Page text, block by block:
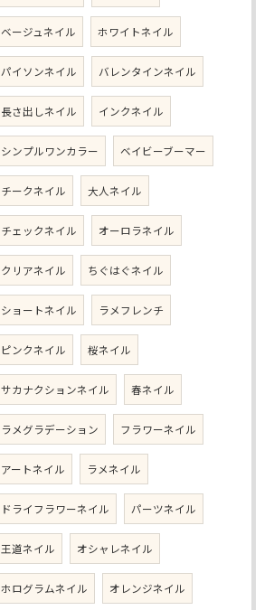
ベージュネイル ホワイトネイル
パイソンネイル バレンタインネイル
長さ出しネイル インクネイル
シンプルワンカラー ベイビーブーマー
チークネイル 大人ネイル
チェックネイル オーロラネイル
クリアネイル ちぐはぐネイル
ショートネイル ラメフレンチ
ピンクネイル 桜ネイル
サカナクションネイル 春ネイル
ラメグラデーション フラワーネイル
アートネイル ラメネイル
ドライフラワーネイル パーツネイル
王道ネイル オシャレネイル
ホログラムネイル オレンジネイル